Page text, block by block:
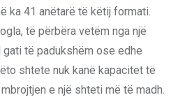
ka 41 anëtarë të këtij formati.
të përbëra vetëm nga një
të padukshëm ose edhe
shtete nuk kanë kapacitet të
e një shteti më të madh.